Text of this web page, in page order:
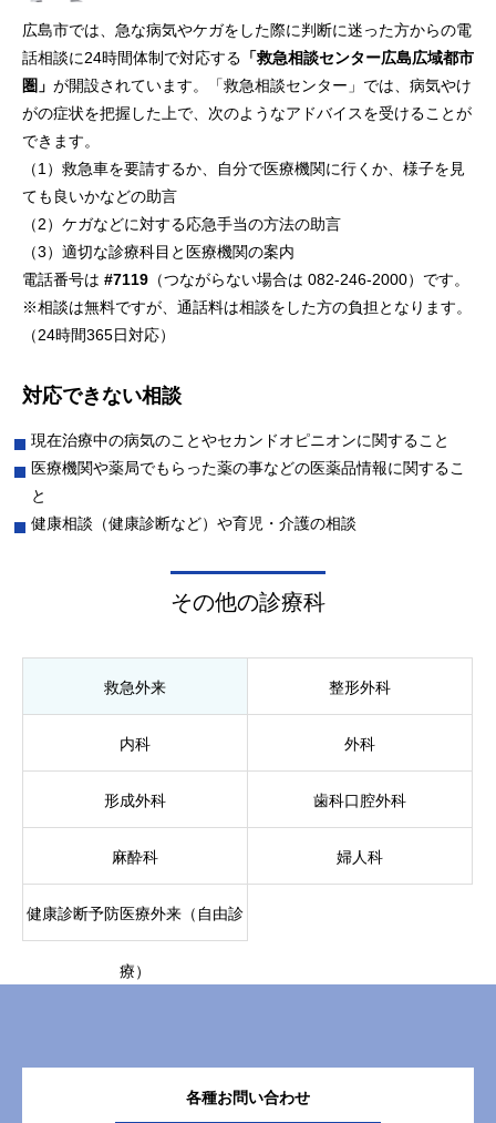
広島市では、急な病気やケガをした際に判断に迷った方からの電
話相談に24時間体制で対応する 「救急相談センター広島広域都市
圏」 が開設されています。
「救急相談センター」では、病気やけ
がの症状を把握した上で、次のようなアドバイスを受けることが
できます。
（1）救急車を要請するか、自分で医療機関に行くか、様子を見
ても良いかなどの助言
（2）ケガなどに対する応急手当の方法の助言
（3）適切な診療科目と医療機関の案内
電話番号は #7119 （つながらない場合は 082-246-2000）です。
※相談は無料ですが、通話料は相談をした方の負担となります。
（24時間365日対応）
対応できない相談
現在治療中の病気のことやセカンドオピニオンに関すること
医療機関や薬局でもらった薬の事などの医薬品情報に関するこ
と
健康相談（健康診断など）や育児・介護の相談
その他の診療科
救急外来 整形外科
内科 外科
形成外科 歯科口腔外科
麻酔科 婦人科
健康診断予防医療外来（自由診
療）
各種お問い合わせ